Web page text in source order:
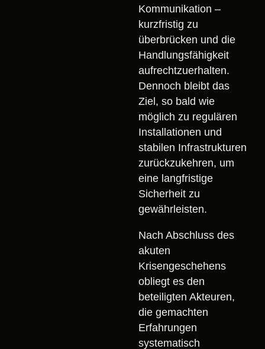
Kommunikation –
kurzfristig zu
überbrücken und die
Handlungsfähigkeit
aufrechtzuerhalten.
Dennoch bleibt das
Ziel, so bald wie
möglich zu regulären
Installationen und
stabilen Infrastrukturen
zurückzukehren, um
eine langfristige
Sicherheit zu
gewährleisten.
Nach Abschluss des
akuten
Krisengeschehens
obliegt es den
beteiligten Akteuren,
die gemachten
Erfahrungen
systematisch